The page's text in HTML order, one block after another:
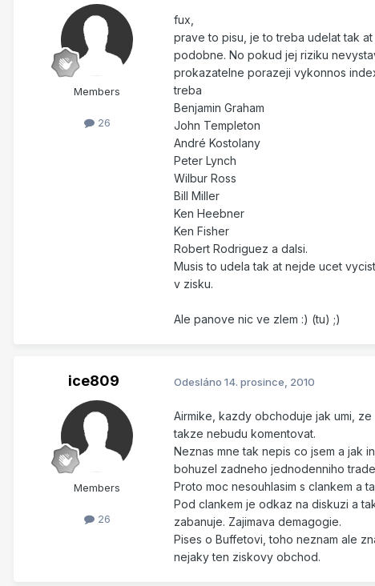
Members
26
fux,
prave to pisu, je to treba udelat tak
podobne. No pokud jej riziku
prokazatelne porazeji vykonnos
treba
Benjamin Graham
John Templeton
André Kostolany
Peter Lynch
Wilbur Ross
Bill Miller
Ken Heebner
Ken Fisher
Robert Rodriguez a dalsi.
Musis to udela tak at nejde ucet
v zisku.
Ale panove nic ve zlem :) (tu) ;)
ice809
Members
26
Odesláno 14. prosince, 2010
Airmike, kazdy obchoduje jak umi,
takze nebudu komentovat.
Neznas mne tak nepis co jsem a jak
bohuzel zadneho jednodenniho
Proto moc nesouhlasim s clankem a
Pod clankem je odkaz na diskuzi a
zabanuje. Zajimava demagogie.
Pises o Buffetovi, toho neznam ale
nejaky ten ziskovy obchod.